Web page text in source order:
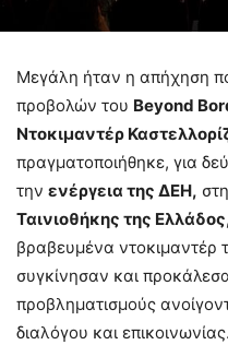
Μεγάλη ήταν η απήχηση
προβολών του Beyond
Ντοκιμαντέρ
πραγματοποιήθηκε, για
την ενέργεια της ΔΕΗ,
Ταινιοθήκης της
βραβευμένα ντοκιμαντέρ
συγκίνησαν και
προβληματισμούς
διαλόγου και